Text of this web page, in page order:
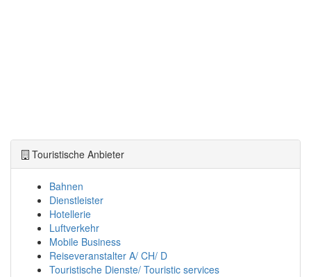
Touristische Anbieter
Bahnen
Dienstleister
Hotellerie
Luftverkehr
Mobile Business
Reiseveranstalter A/ CH/ D
Touristische Dienste/ Touristic services